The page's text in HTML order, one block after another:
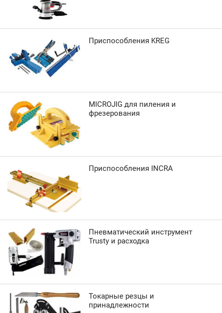
Приспособления KREG
MICROJIG для пиления и
фрезерования
Приспособления INCRA
Пневматический инструмент
Trusty и расходка
Токарные резцы и
принадлежности